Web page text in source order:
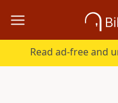
Read ad-free and